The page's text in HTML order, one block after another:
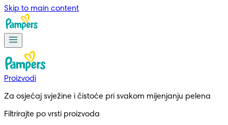
Skip to main content
Proizvodi
Za osjećaj svježine i čistoće pri svakom mijenjanju pelena
Filtrirajte po vrsti proizvoda